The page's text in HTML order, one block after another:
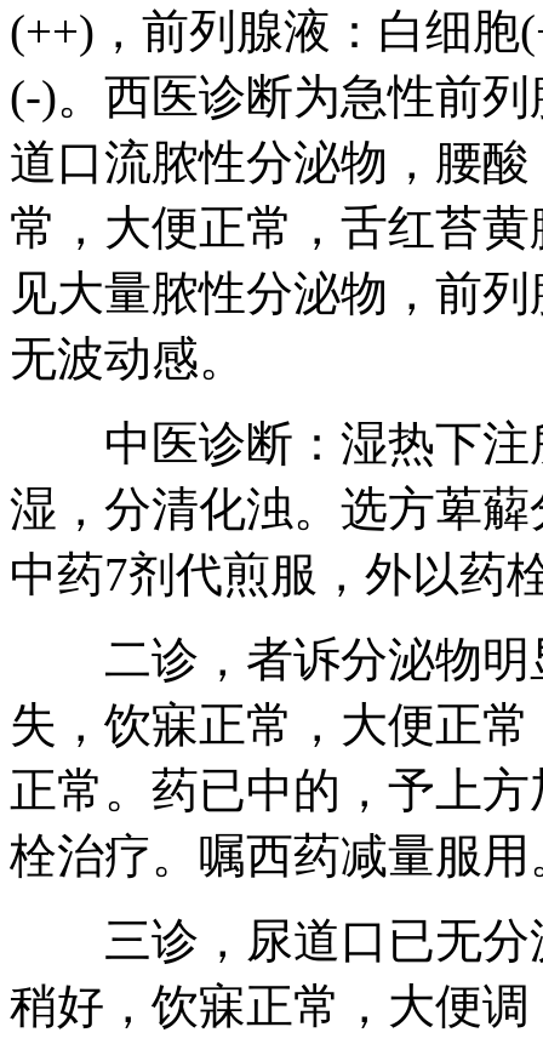
(++)，前列腺液：白细胞
(-)。西医诊断为急性前
道口流脓性分泌物，腰
常，大便正常，舌红苔
见大量脓性分泌物，前
无波动感。
中医诊断：湿热下注
湿，分清化浊。选方萆
中药7剂代煎服，外以药
二诊，者诉分泌物明
失，饮寐正常，大便正
正常。药已中的，予上
栓治疗。嘱西药减量服用
三诊，尿道口已无分
稍好，饮寐正常，大便